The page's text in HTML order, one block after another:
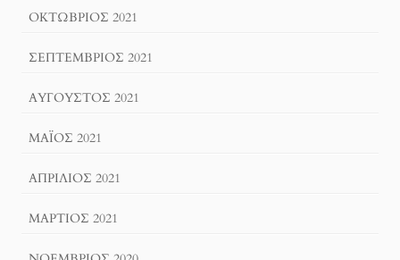
ΟΚΤΏΒΡΙΟΣ 2021
ΣΕΠΤΈΜΒΡΙΟΣ 2021
ΑΎΓΟΥΣΤΟΣ 2021
ΜΆΙΟΣ 2021
ΑΠΡΊΛΙΟΣ 2021
ΜΆΡΤΙΟΣ 2021